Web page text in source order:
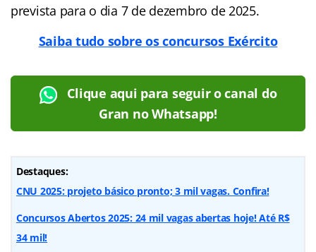
prevista para o dia 7 de dezembro de 2025.
Saiba tudo sobre os concursos Exército
Clique aqui para seguir o canal do
Gran no Whatsapp!
Destaques:
CNU 2025: projeto básico pronto; 3 mil vagas. Confira!
Concursos Abertos 2025: 24 mil vagas abertas hoje! Até R$
34 mil!